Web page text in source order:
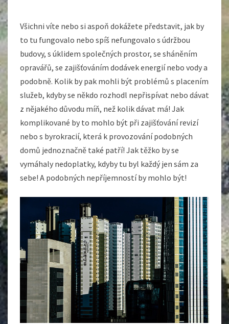
Všichni víte nebo si aspoň dokážete představit, jak by
to tu fungovalo nebo spíš nefungovalo s údržbou
budovy, s úklidem společných prostor, se sháněním
opravářů, se zajišťováním dodávek energií nebo vody a
podobně. Kolik by pak mohli být problémů s placením
služeb, kdyby se někdo rozhodl nepřispívat nebo dávat
z nějakého důvodu míň, než kolik dávat má! Jak
komplikované by to mohlo být při zajišťování revizí
nebo s byrokracií, která k provozování podobných
domů jednoznačně také patří! Jak těžko by se
vymáhaly nedoplatky, kdyby tu byl každý jen sám za
sebe! A podobných nepříjemností by mohlo být!